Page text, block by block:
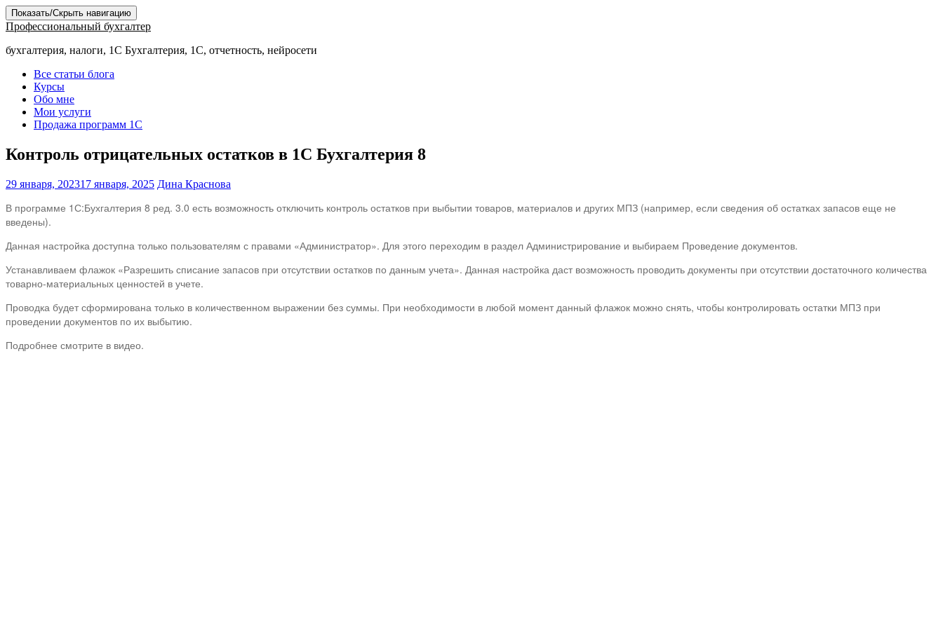
Показать/Скрыть навигацию
Профессиональный бухгалтер
бухгалтерия, налоги, 1С Бухгалтерия, 1С, отчетность, нейросети
Все статьи блога
Курсы
Обо мне
Мои услуги
Продажа программ 1С
Контроль отрицательных остатков в 1С Бухгалтерия 8
29 января, 202317 января, 2025 Дина Краснова
В программе 1С:Бухгалтерия 8 ред. 3.0 есть возможность отключить контроль остатков при выбытии товаров, материалов и других МПЗ (например, если сведения об остатках запасов еще не
введены).
Данная настройка доступна только пользователям с правами «Администратор». Для этого переходим в раздел Администрирование и выбираем Проведение документов.
Устанавливаем флажок «Разрешить списание запасов при отсутствии остатков по данным учета». Данная настройка даст возможность проводить документы при отсутствии достаточного количества
товарно-материальных ценностей в учете.
Проводка будет сформирована только в количественном выражении без суммы. При необходимости в любой момент данный флажок можно снять, чтобы контролировать остатки МПЗ при
проведении документов по их выбытию.
Подробнее смотрите в видео.